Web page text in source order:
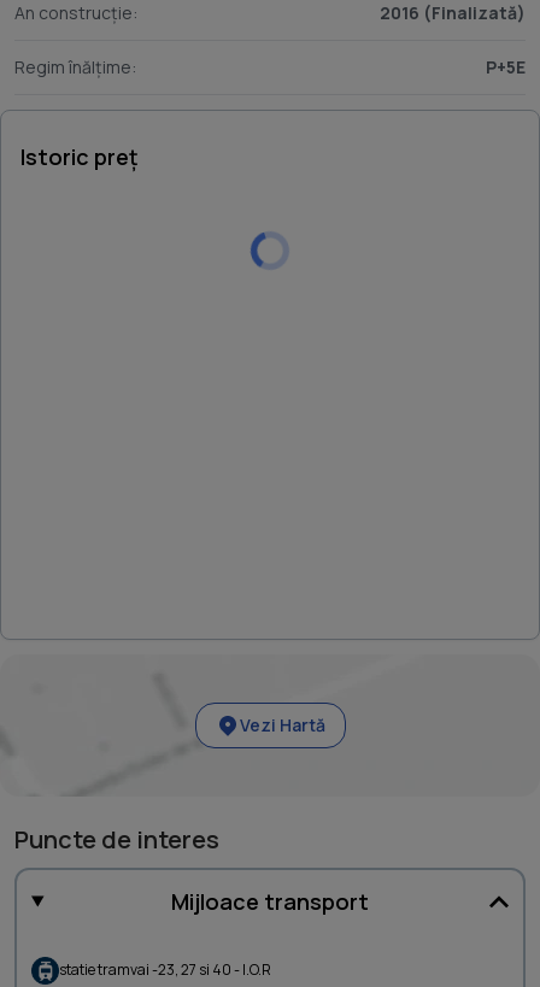
An construcție: 2016 (Finalizată)
Regim înălțime: P+5E
Istoric preț
Vezi Hartă
Puncte de interes
Mijloace transport
statie tramvai -23, 27 si 40 - I.O.R